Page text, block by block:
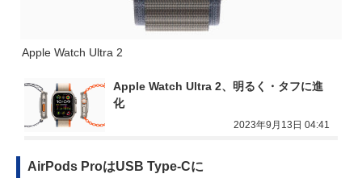
Apple Watch Ultra 2
Apple Watch Ultra 2、明るく・タフに進
化
2023年9月13日 04:41
AirPods ProはUSB Type-Cに